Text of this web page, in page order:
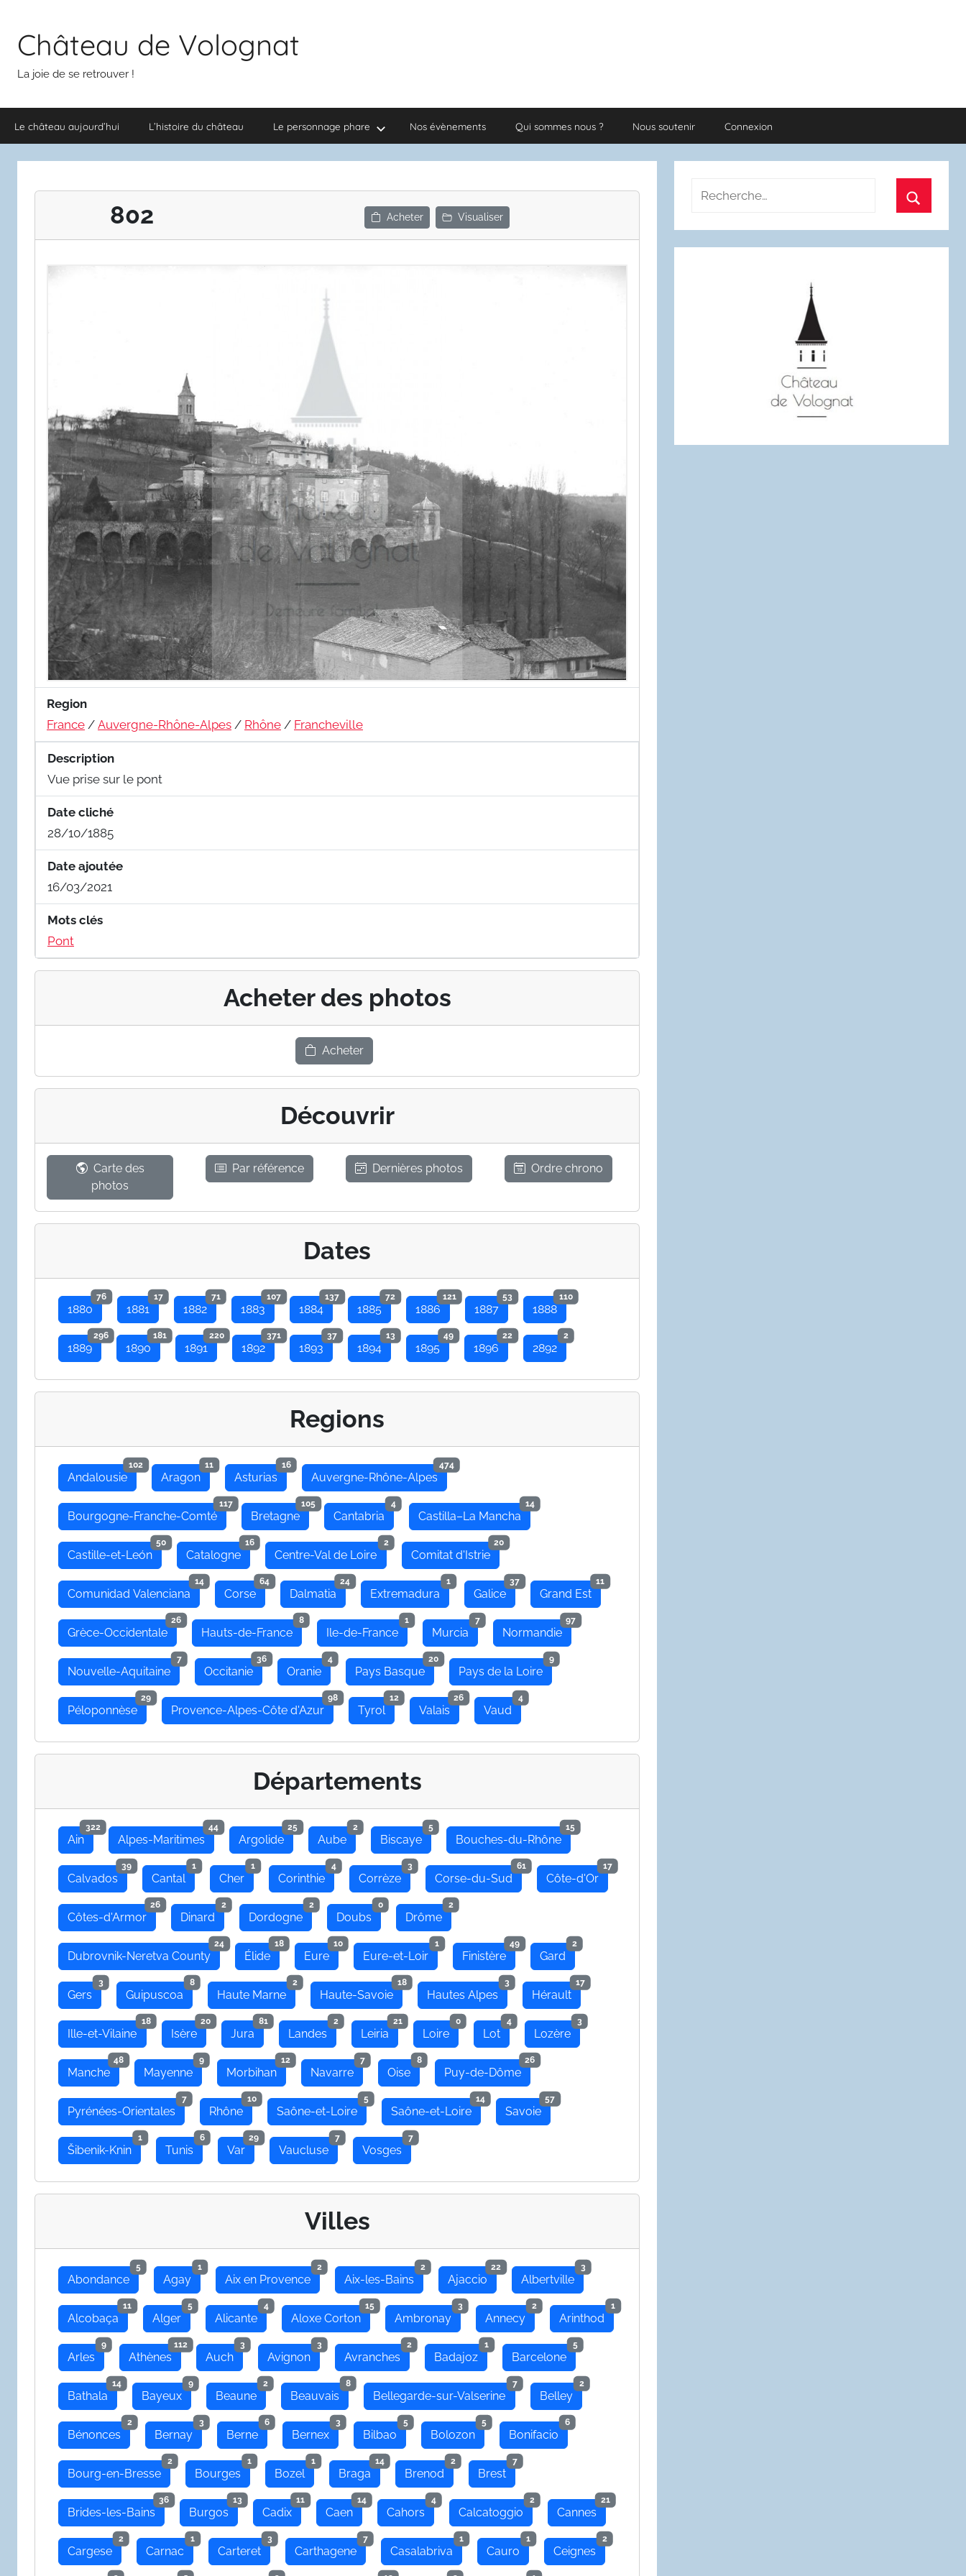
contenuChâteau de Volognat
La joie de se retrouver !
Le château aujourd’hui L’histoire du château Le personnage phare Nos évènements Qui sommes nous ? Nous soutenir Connexion
802 Acheter Visualiser
Region
France / Auvergne-Rhône-Alpes / Rhône / Francheville
Description
Vue prise sur le pont
Date cliché
28/10/1885
Date ajoutée
16/03/2021
Mots clés
Pont
Acheter des photos
Acheter
Découvrir
Carte des
photos
Par référence Dernières photos Ordre chrono
Dates
1880
76
1881
17
1882
71
1883
107
1884
137
1885
72
1886
121
1887
53
1888
110
1889
296
1890
181
1891
220
1892
371
1893
37
1894
13
1895
49
1896
22
2892
2
Regions
Andalousie
102
Aragon
11
Asturias
16
Auvergne-Rhône-Alpes
474
Bourgogne-Franche-Comté
117
Bretagne
105
Cantabria
4
Castilla–La Mancha
14
Castille-et-León
50
Catalogne
16
Centre-Val de Loire
2
Comitat d'Istrie
20
Comunidad Valenciana
14
Corse
64
Dalmatia
24
Extremadura
1
Galice
37
Grand Est
11
Grèce-Occidentale
26
Hauts-de-France
8
Ile-de-France
1
Murcia
7
Normandie
97
Nouvelle-Aquitaine
7
Occitanie
36
Oranie
4
Pays Basque
20
Pays de la Loire
9
Péloponnèse
29
Provence-Alpes-Côte d'Azur
98
Tyrol
12
Valais
26
Vaud
4
Départements
Ain
322
Alpes-Maritimes
44
Argolide
25
Aube
2
Biscaye
5
Bouches-du-Rhône
15
Calvados
39
Cantal
1
Cher
1
Corinthie
4
Corrèze
3
Corse-du-Sud
61
Côte-d'Or
17
Côtes-d'Armor
26
Dinard
2
Dordogne
2
Doubs
0
Drôme
2
Dubrovnik-Neretva County
24
Élide
18
Eure
10
Eure-et-Loir
1
Finistère
49
Gard
2
Gers
3
Guipuscoa
8
Haute Marne
2
Haute-Savoie
18
Hautes Alpes
3
Hérault
17
Ille-et-Vilaine
18
Isère
20
Jura
81
Landes
2
Leiria
21
Loire
0
Lot
4
Lozère
3
Manche
48
Mayenne
9
Morbihan
12
Navarre
7
Oise
8
Puy-de-Dôme
26
Pyrénées-Orientales
7
Rhône
10
Saône-et-Loire
5
Saône-et-Loire
14
Savoie
57
Šibenik-Knin
1
Tunis
6
Var
29
Vaucluse
7
Vosges
7
Villes
Abondance
5
Agay
1
Aix en Provence
2
Aix-les-Bains
2
Ajaccio
22
Albertville
3
Alcobaça
11
Alger
5
Alicante
4
Aloxe Corton
15
Ambronay
3
Annecy
2
Arinthod
1
Arles
9
Athènes
112
Auch
3
Avignon
3
Avranches
2
Badajoz
1
Barcelone
5
Bathala
14
Bayeux
9
Beaune
2
Beauvais
8
Bellegarde-sur-Valserine
7
Belley
2
Bénonces
2
Bernay
3
Berne
6
Bernex
3
Bilbao
5
Bolozon
5
Bonifacio
6
Bourg-en-Bresse
2
Bourges
1
Bozel
1
Braga
14
Brenod
2
Brest
7
Brides-les-Bains
36
Burgos
13
Cadix
11
Caen
14
Cahors
4
Calcatoggio
2
Cannes
21
Cargese
2
Carnac
1
Carteret
3
Carthagene
7
Casalabriva
1
Cauro
1
Ceignes
2
Recherche
: